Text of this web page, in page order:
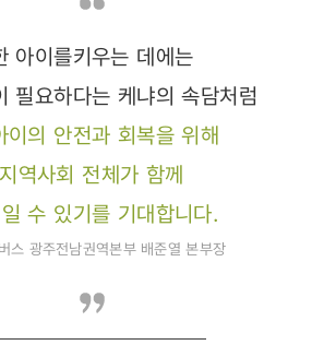
아이를키우는 데에는
필요하다는 케냐의 속담처럼
이의 안전과 회복을 위해
지역사회 전체가 함께
수 있기를 기대합니다.
스 광주전남권역본부 배준열 본부장